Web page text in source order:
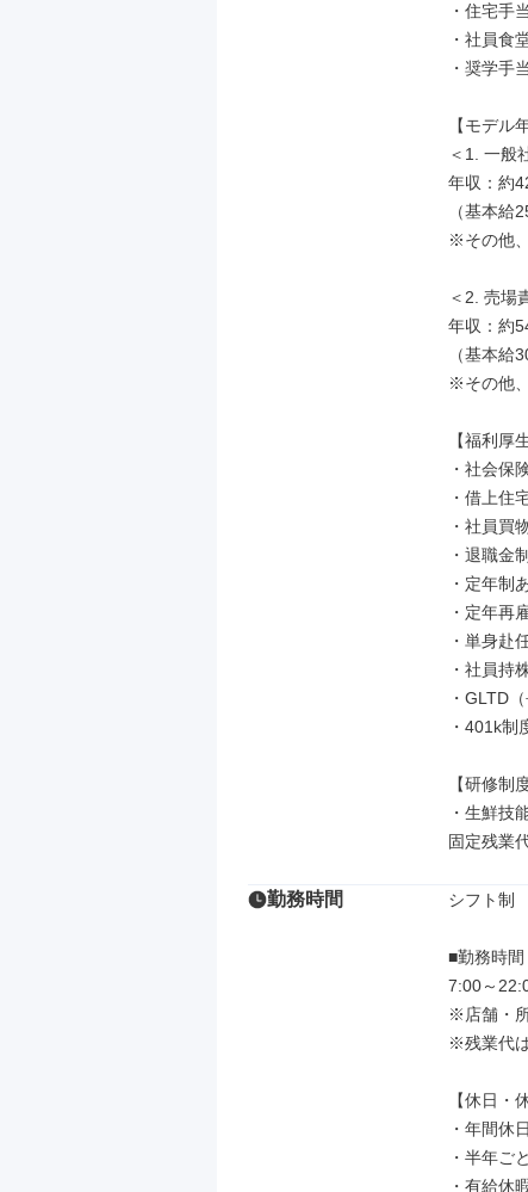
・住宅手当
・社員食
・奨学手
【モデル
＜1. 一般
年収：約
（基本給
※その他
＜2. 売場
年収：約
（基本給
※その他
【福利厚
・社会保
・借上住
・社員買
・退職金
・定年制
・定年再
・単身赴
・社員持
・GLTD
・401k制
【研修制
・生鮮技
固定残業
勤務時間 シフト制
■勤務時間
7:00～
※店舗・
※残業代
【休日・
・年間休
・半年ご
・有給休